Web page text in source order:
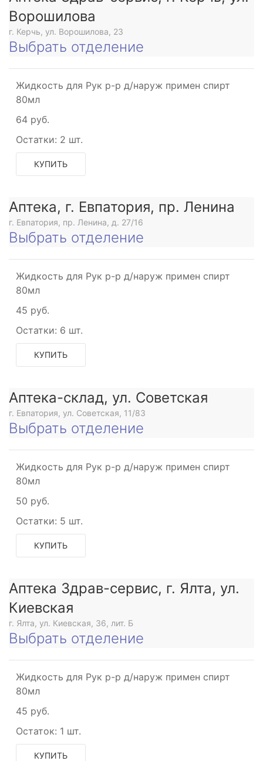
Ворошилова
г. Керчь, ул. Ворошилова, 23
Выбрать отделение
Жидкость для Рук р-р д/наруж примен спирт
80мл
64 руб.
Остатки: 2 шт.
КУПИТЬ
Аптека, г. Евпатория, пр. Ленина
г. Евпатория, пр. Ленина, д. 27/16
Выбрать отделение
Жидкость для Рук р-р д/наруж примен спирт
80мл
45 руб.
Остатки: 6 шт.
КУПИТЬ
Аптека-склад, ул. Советская
г. Евпатория, ул. Советская, 11/83
Выбрать отделение
Жидкость для Рук р-р д/наруж примен спирт
80мл
50 руб.
Остатки: 5 шт.
КУПИТЬ
Аптека Здрав-сервис, г. Ялта, ул.
Киевская
г. Ялта, ул. Киевская, 36, лит. Б
Выбрать отделение
Жидкость для Рук р-р д/наруж примен спирт
80мл
45 руб.
Остаток: 1 шт.
КУПИТЬ